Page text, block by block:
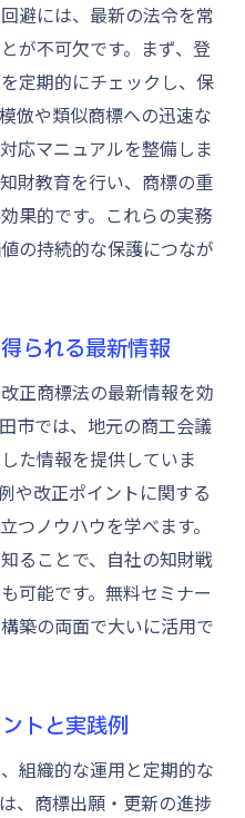
避には、最新の法令を常
が不可欠です。まず、登
定期的にチェックし、保
倣や類似商標への迅速な
応マニュアルを整備しま
財教育を行い、商標の重
果的です。これらの実務
の持続的な保護につなが
られる最新情報
正商標法の最新情報を効
市では、地元の商工会議
た情報を提供していま
や改正ポイントに関する
つノウハウを学べます。
ることで、自社の知財戦
可能です。無料セミナー
築の両面で大いに活用で
トと実践例
組織的な運用と定期的な
、商標出願・更新の進捗